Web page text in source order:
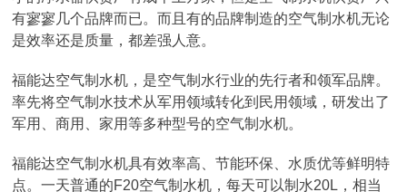
有寥寥几个品牌而已。而且有的品牌制造的空气制水机无论
是效率还是质量，都差强人意。
福能达空气制水机，是空气制水行业的先行者和领军品牌。
率先将空气制水技术从军用领域转化到民用领域，研发出了
军用、商用、家用等多种型号的空气制水机。
福能达空气制水机具有效率高、节能环保、水质优等鲜明特
点。一天普通的F20空气制水机，每天可以制水20L，相当